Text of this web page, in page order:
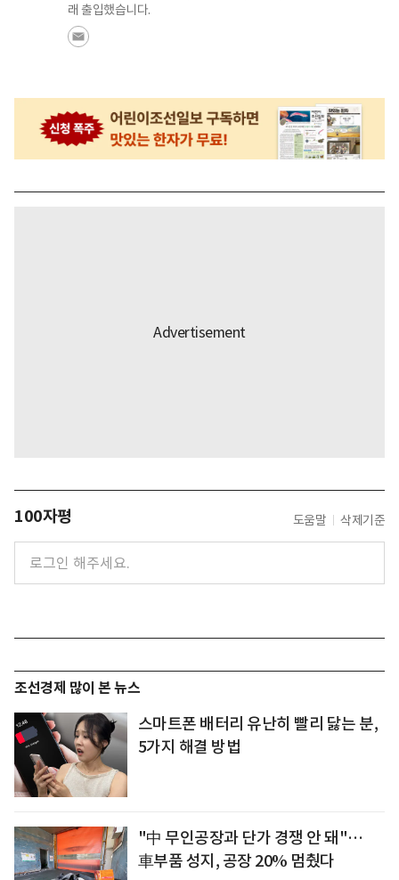
래 출입했습니다.
100자평 도움말 삭제기준
조선경제 많이 본 뉴스
스마트폰 배터리 유난히 빨리 닳는 분,
5가지 해결 방법
"中 무인공장과 단가 경쟁 안 돼"…
車부품 성지, 공장 20% 멈췄다